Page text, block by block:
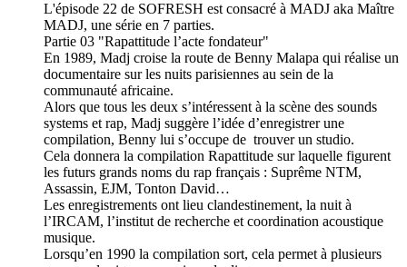
L'épisode 22 de SOFRESH est consacré à MADJ aka Maître
MADJ, une série en 7 parties.
Partie 03 "Rapattitude l’acte fondateur"
En 1989, Madj croise la route de Benny Malapa qui réalise un
documentaire sur les nuits parisiennes au sein de la
communauté africaine.
Alors que tous les deux s’intéressent à la scène des sounds
systems et rap, Madj suggère l’idée d’enregistrer une
compilation, Benny lui s’occupe de trouver un studio.
Cela donnera la compilation Rapattitude sur laquelle figurent
les futurs grands noms du rap français : Suprême NTM,
Assassin, EJM, Tonton David…
Les enregistrements ont lieu clandestinement, la nuit à
l’IRCAM, l’institut de recherche et coordination acoustique
musique.
Lorsqu’en 1990 la compilation sort, cela permet à plusieurs